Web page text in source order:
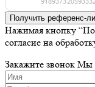
Получить референс-
Нажимая кнопку
согласие на
Закажите звонок Мы